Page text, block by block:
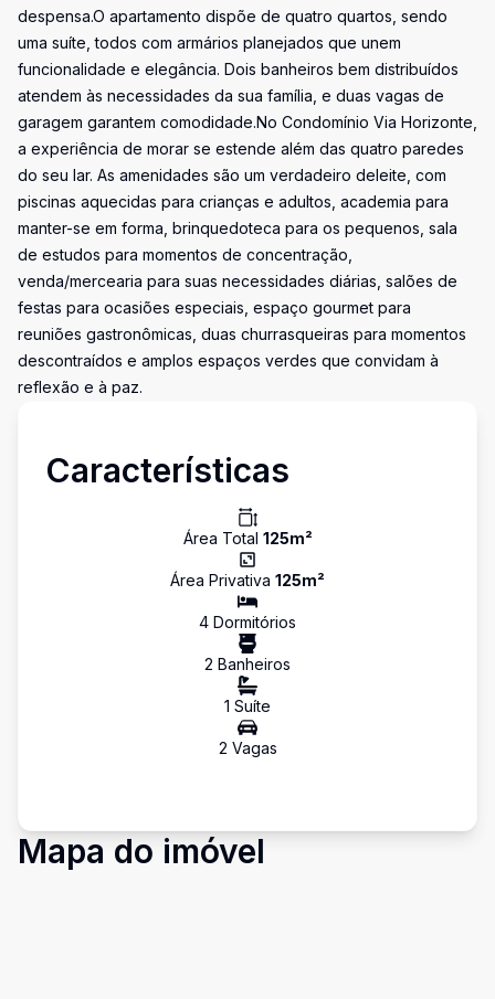
despensa.O apartamento dispõe de quatro quartos, sendo
uma suíte, todos com armários planejados que unem
funcionalidade e elegância. Dois banheiros bem distribuídos
atendem às necessidades da sua família, e duas vagas de
garagem garantem comodidade.No Condomínio Via Horizonte,
a experiência de morar se estende além das quatro paredes
do seu lar. As amenidades são um verdadeiro deleite, com
piscinas aquecidas para crianças e adultos, academia para
manter-se em forma, brinquedoteca para os pequenos, sala
de estudos para momentos de concentração,
venda/mercearia para suas necessidades diárias, salões de
festas para ocasiões especiais, espaço gourmet para
reuniões gastronômicas, duas churrasqueiras para momentos
descontraídos e amplos espaços verdes que convidam à
reflexão e à paz.
Características
Área Total 125m²
Área Privativa 125m²
4 Dormitórios
2 Banheiros
1 Suíte
2 Vagas
Mapa do imóvel